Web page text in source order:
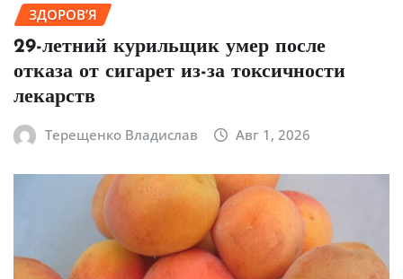
ЗДОРОВ’Я
29-летний курильщик умер после
отказа от сигарет из-за токсичности
лекарств
Терещенко Владислав Авг 1, 2026